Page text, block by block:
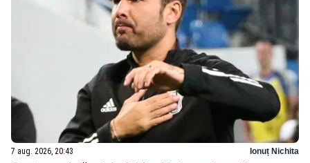
7 aug. 2026, 20:43 Ionuț Nichita